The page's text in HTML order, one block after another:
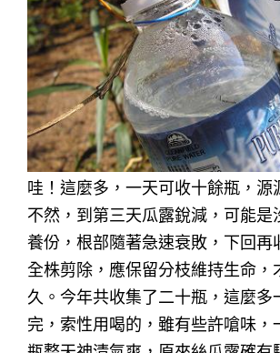
哇！這麼多，一天可收十餘瓶，源
不然，到第三天瓜露銳減，可能是
養份，根部隨著急速衰敗，下回再
全株剪除，應保留分枝維持生命，
久。今年共收集了二十瓶，這麼多
完，索性用喝的，雖有些許嗆味，